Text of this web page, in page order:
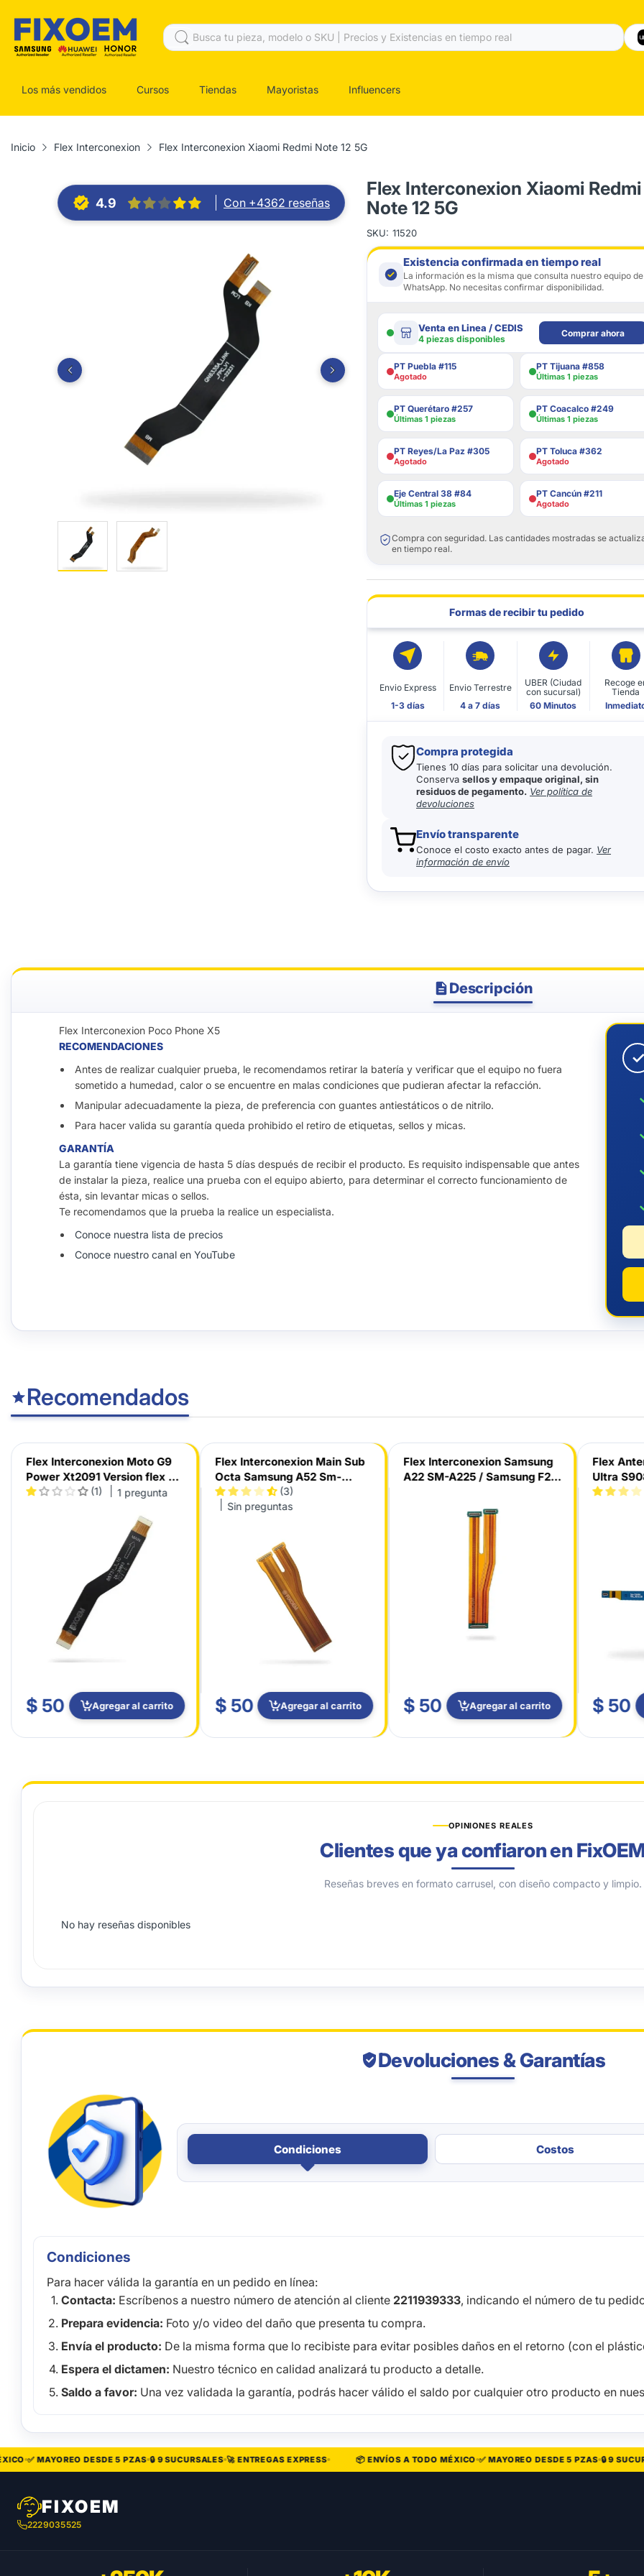
Los más vendidos Cursos Tiendas Mayoristas Influencers
Inicio Flex Interconexion Flex Interconexion Xiaomi Redmi Note 12 5G
4.9 Con +4362 reseñas
Flex Interconexion Xiaomi Redmi
Note 12 5G
SKU: 11520
Existencia confirmada en tiempo real
La información es la misma que consulta nuestro equipo de
WhatsApp. No necesitas confirmar disponibilidad.
Venta en Linea / CEDIS
4 piezas disponibles
Comprar ahora
PT Puebla #115
Agotado
PT Tijuana #858
Últimas 1 piezas
PT Querétaro #257
Últimas 1 piezas
PT Coacalco #249
Últimas 1 piezas
PT Reyes/La Paz #305
Agotado
PT Toluca #362
Agotado
Eje Central 38 #84
Últimas 1 piezas
PT Cancún #211
Agotado
Compra con seguridad. Las cantidades mostradas se
en tiempo real.
Formas de recibir tu pedido
Envio Express
1-3 días
Envio Terrestre
4 a 7 días
UBER (Ciudad
con sucursal)
60 Minutos
Recoge
Tienda
Compra protegida
Tienes 10 días para solicitar una devolución.
Conservasellos y empaque original, sin
residuos de pegamento. Ver política de
devoluciones
Envío transparente
Conoce el costo exacto antes de pagar. Ver
información de envío
Descripción
Flex Interconexion Poco Phone X5
RECOMENDACIONES
Antes de realizar cualquier prueba, le recomendamos retirar la batería y verificar que el equipo no fuera
sometido a humedad, calor o se encuentre en malas condiciones que pudieran afectar la refacción.
Manipular adecuadamente la pieza, de preferencia con guantes antiestáticos o de nitrilo.
Para hacer valida su garantía queda prohibido el retiro de etiquetas, sellos y micas.
GARANTÍA
La garantía tiene vigencia de hasta 5 días después de recibir el producto. Es requisito indispensable que antes
de instalar la pieza, realice una prueba con el equipo abierto, para determinar el correcto funcionamiento de
ésta, sin levantar micas o sellos.
Te recomendamos que la prueba la realice un especialista.
Conoce nuestra lista de precios
Conoce nuestro canal en YouTube
✓
Recomendados
Flex Interconexion Moto G9
Power Xt2091 Version flex Zr-
30863
(1) 1 pregunta
$ 50 Agregar al carrito
Flex Interconexion Main Sub
Octa Samsung A52 Sm-
A526B / A52s A528B
(3)
Sin preguntas
$ 50 Agregar al carrito
Flex Interconexion Samsung
A22 SM-A225 / Samsung F22
$ 50 Agregar al carrito
Flex
Ultra
$ 50
OPINIONES REALES
Clientes que ya confiaron en
Reseñas breves en formato carrusel, con diseño compacto y limpio.
No hay reseñas disponibles
Devoluciones & Garantías
Condiciones Costos
Condiciones
Para hacer válida la garantía en un pedido en línea:
Contacta: Escríbenos a nuestro número de atención al cliente 2211939333, indicando el número de tu
Prepara evidencia: Foto y/o video del daño que presenta tu compra.
Envía el producto: De la misma forma que lo recibiste para evitar posibles daños en el retorno (con el
Espera el dictamen: Nuestro técnico en calidad analizará tu producto a detalle.
Saldo a favor: Una vez validada la garantía, podrás hacer válido el saldo por cualquier otro producto en
✅ MAYOREO DESDE 5 PZAS 🔒 9 SUCURSALES 🚀 ENTREGAS EXPRESS 📦 ENVÍOS A TODO MÉXICO ✅ MAYOREO DESDE 5 PZAS 🔒 9
FIXOEM
2229035525